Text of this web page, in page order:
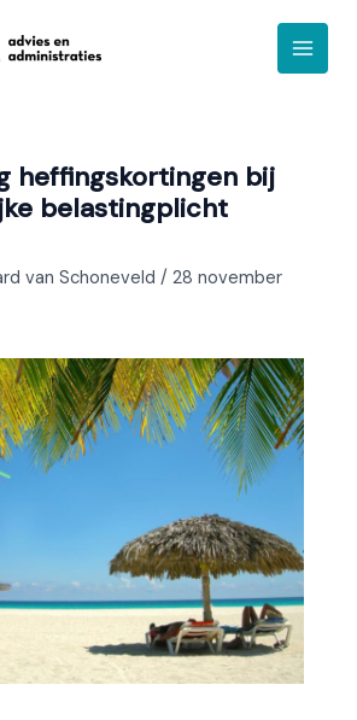
heffingskortingen bij
belastingplicht
van Schoneveld / 28 november